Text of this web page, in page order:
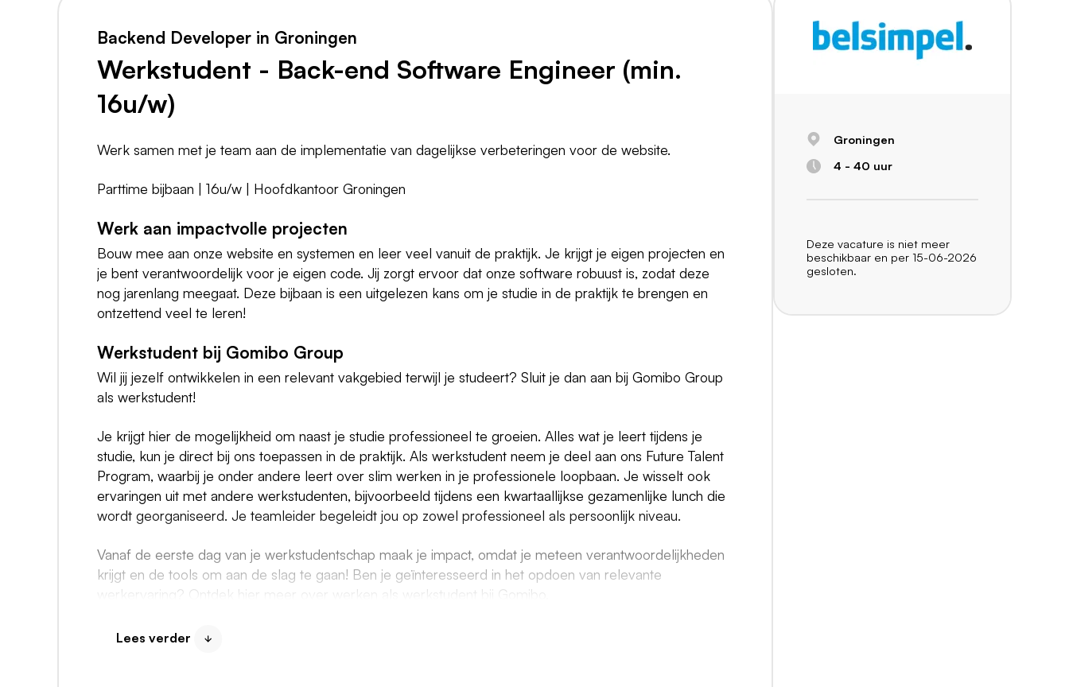
Backend Developer in Groningen
Werkstudent - Back-end Software Engineer (min.
16u/w)
Werk samen met je team aan de implementatie van dagelijkse verbeteringen voor de website.
Parttime bijbaan | 16u/w | Hoofdkantoor Groningen
Werk aan impactvolle projecten
Bouw mee aan onze website en systemen en leer veel vanuit de praktijk. Je krijgt je eigen projecten en
je bent verantwoordelijk voor je eigen code. Jij zorgt ervoor dat onze software robuust is, zodat deze
nog jarenlang meegaat. Deze bijbaan is een uitgelezen kans om je studie in de praktijk te brengen en
ontzettend veel te leren!
Werkstudent bij Gomibo Group
Wil jij jezelf ontwikkelen in een relevant vakgebied terwijl je studeert? Sluit je dan aan bij Gomibo Group
als werkstudent!
Je krijgt hier de mogelijkheid om naast je studie professioneel te groeien. Alles wat je leert tijdens je
studie, kun je direct bij ons toepassen in de praktijk. Als werkstudent neem je deel aan ons Future Talent
Program, waarbij je onder andere leert over slim werken in je professionele loopbaan. Je wisselt ook
ervaringen uit met andere werkstudenten, bijvoorbeeld tijdens een kwartaallijkse gezamenlijke lunch die
wordt georganiseerd. Je teamleider begeleidt jou op zowel professioneel als persoonlijk niveau.
Vanaf de eerste dag van je werkstudentschap maak je impact, omdat je meteen verantwoordelijkheden
krijgt en de tools om aan de slag te gaan! Ben je geïnteresseerd in het opdoen van relevante
werkervaring? Ontdek hier meer over werken als werkstudent bij Gomibo.
Hoe ontwikkelen wij software?
Lees verder
Groningen
4 - 40 uur
Deze vacature is niet meer
beschikbaar en per 15-06-2026
gesloten.